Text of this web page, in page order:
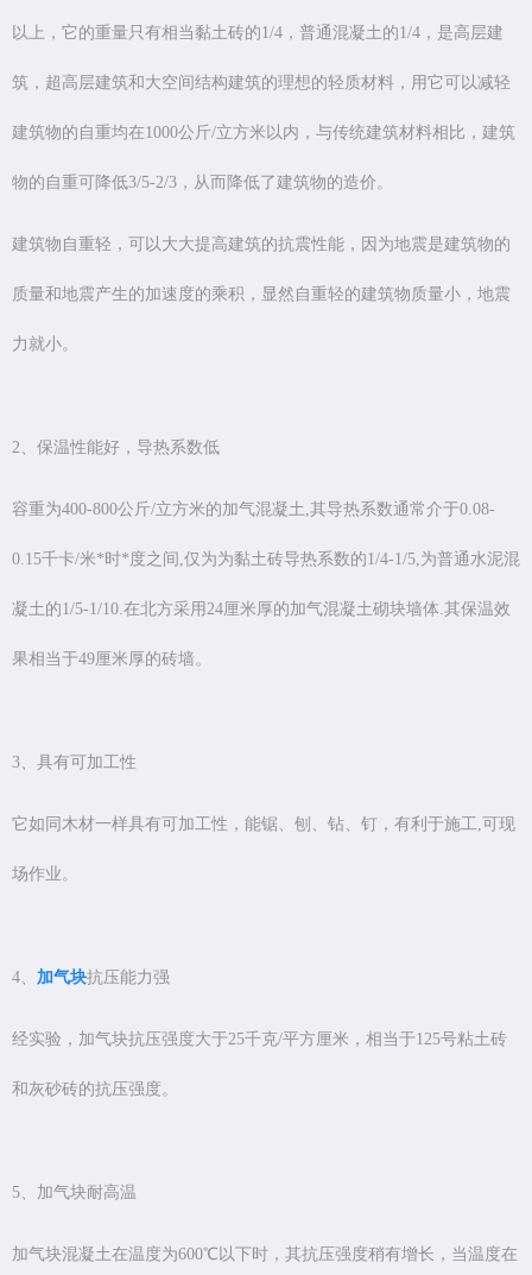
以上，它的重量只有相当黏土砖的1/4，普通混凝土的1/4，是高层建
筑，超高层建筑和大空间结构建筑的理想的轻质材料，用它可以减轻
建筑物的自重均在1000公斤/立方米以内，与传统建筑材料相比，建筑
物的自重可降低3/5-2/3，从而降低了建筑物的造价。
建筑物自重轻，可以大大提高建筑的抗震性能，因为地震是建筑物的
质量和地震产生的加速度的乘积，显然自重轻的建筑物质量小，地震
力就小。
2、保温性能好，导热系数低
容重为400-800公斤/立方米的加气混凝土,其导热系数通常介于0.08-
0.15千卡/米*时*度之间,仅为为黏土砖导热系数的1/4-1/5,为普通水泥混
凝土的1/5-1/10.在北方采用24厘米厚的加气混凝土砌块墙体.其保温效
果相当于49厘米厚的砖墙。
3、具有可加工性
它如同木材一样具有可加工性，能锯、刨、钻、钉，有利于施工,可现
场作业。
4、 加气块抗压能力强
经实验，加气块抗压强度大于25千克/平方厘米，相当于125号粘土砖
和灰砂砖的抗压强度。
5、加气块耐高温
加气块混凝土在温度为600℃以下时，其抗压强度稍有增长，当温度在